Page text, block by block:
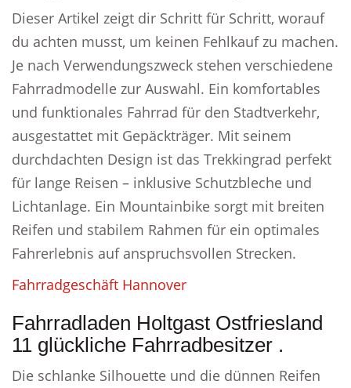
Dieser Artikel zeigt dir Schritt für Schritt, worauf
du achten musst, um keinen Fehlkauf zu machen.
Je nach Verwendungszweck stehen verschiedene
Fahrradmodelle zur Auswahl. Ein komfortables
und funktionales Fahrrad für den Stadtverkehr,
ausgestattet mit Gepäckträger. Mit seinem
durchdachten Design ist das Trekkingrad perfekt
für lange Reisen – inklusive Schutzbleche und
Lichtanlage. Ein Mountainbike sorgt mit breiten
Reifen und stabilem Rahmen für ein optimales
Fahrerlebnis auf anspruchsvollen Strecken.
Fahrradgeschäft Hannover
Fahrradladen Holtgast Ostfriesland
11 glückliche Fahrradbesitzer .
Die schlanke Silhouette und die dünnen Reifen